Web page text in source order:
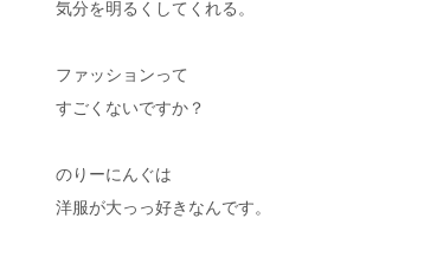
気分を明るくしてくれる。
ファッションって
すごくないですか？
のりーにんぐは
洋服が大っっ好きなんです。